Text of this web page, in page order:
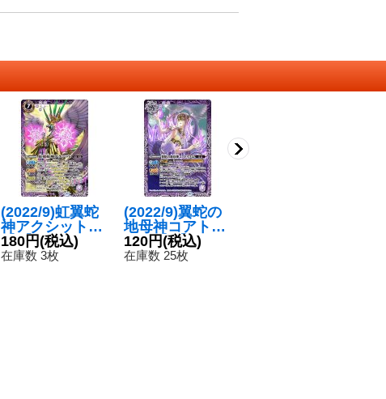
(2022/9)虹翼蛇
神アクシット
【X】{BS62-X0
3}《紫》
180円(税込)
在庫数 3枚
(2022/9)翼蛇の
地母神コアトリ
クエ【M】{BS6
2-027}《紫》
120円(税込)
在庫数 25枚